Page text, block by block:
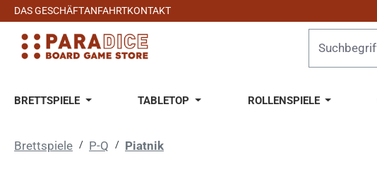
Hauptinhalt springen
Zur Suche springen
Zur Hauptnavigation springen
DAS GESCHÄFTANFAHRTKONTAKT
BRETTSPIELE TABLETOP ROLLENSPIELE
Brettspiele / P-Q / Piatnik